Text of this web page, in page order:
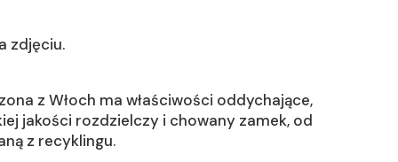
zdjęciu.
z Włoch ma właściwości oddychające,
jakości rozdzielczy i chowany zamek, od
z recyklingu.